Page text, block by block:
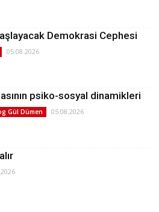
Demokrasi Cephesi
05.08.2026
psiko-sosyal dinamikleri
Gül Dümen 05.08.2026